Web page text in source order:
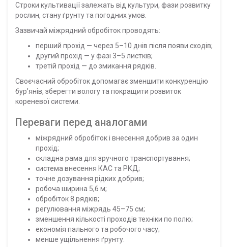
Строки культивації залежать від культури, фази розвитку
рослин, стану ґрунту та погодних умов.
Зазвичай міжрядний обробіток проводять:
перший прохід — через 5–10 днів після появи сходів;
другий прохід — у фазі 3–5 листків;
третій прохід — до змикання рядків.
Своєчасний обробіток допомагає зменшити конкуренцію
бур’янів, зберегти вологу та покращити розвиток
кореневої системи.
Переваги перед аналогами
міжрядний обробіток і внесення добрив за один
прохід;
складна рама для зручного транспортування;
система внесення КАС та РКД;
точне дозування рідких добрив;
робоча ширина 5,6 м;
обробіток 8 рядків;
регулювання міжрядь 45–75 см;
зменшення кількості проходів техніки по полю;
економія пального та робочого часу;
менше ущільнення ґрунту.